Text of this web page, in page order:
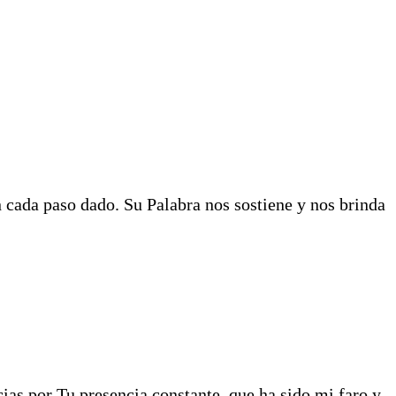
paso dado. Su Palabra nos sostiene y nos brinda